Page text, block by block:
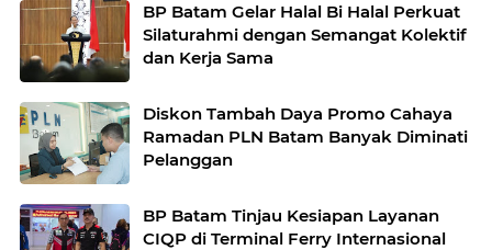
BP Batam Gelar Halal Bi Halal Perkuat
Silaturahmi dengan Semangat Kolektif
dan Kerja Sama
Diskon Tambah Daya Promo Cahaya
Ramadan PLN Batam Banyak Diminati
Pelanggan
BP Batam Tinjau Kesiapan Layanan
CIQP di Terminal Ferry Internasional